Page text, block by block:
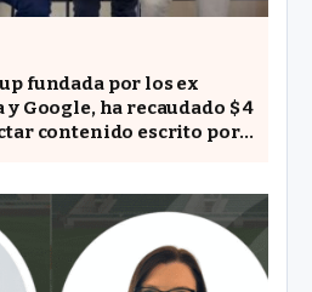
fundada por los ex
Google, ha recaudado $ 4
contenido escrito por